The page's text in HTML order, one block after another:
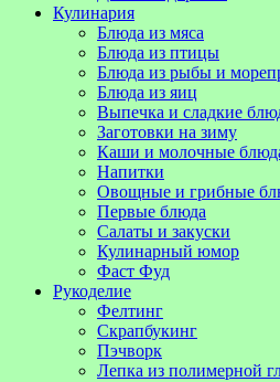
Кулинария
Блюда из мяса
Блюда из птицы
Блюда из рыбы и
Блюда из яиц
Выпечка и сладкие
Заготовки на зиму
Каши и молочные
Напитки
Овощные и грибные
Первые блюда
Салаты и закуски
Кулинарный юмор
Фаст Фуд
Рукоделие
Фелтинг
Скрапбукинг
Пэчворк
Лепка из полимерной